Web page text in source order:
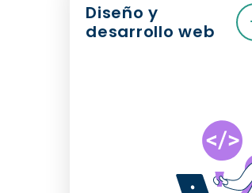
Diseño y
desarrollo web